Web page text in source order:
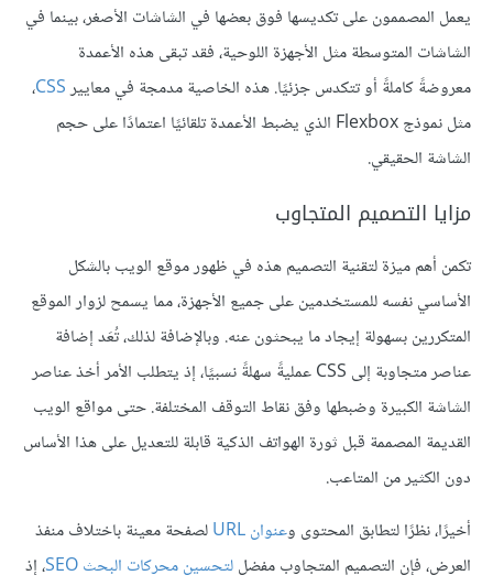
يعمل المصممون على تكديسها فوق بعضها في الشاشات الأصغر، بينما في
الشاشات المتوسطة مثل الأجهزة اللوحية، فقد تبقى هذه الأعمدة
معروضةً كاملةً أو تتكدس جزئيًا. هذه الخاصية مدمجة في معاييرCSS،
مثل نموذج Flexbox الذي يضبط الأعمدة تلقائيًا اعتمادًا على حجم
الشاشة الحقيقي.
مزايا التصميم المتجاوب
تكمن أهم ميزة لتقنية التصميم هذه في ظهور موقع الويب بالشكل
الأساسي نفسه للمستخدمين على جميع الأجهزة، مما يسمح لزوار الموقع
المتكررين بسهولة إيجاد ما يبحثون عنه. وبالإضافة لذلك، تُعَد إضافة
عناصر متجاوبة إلى CSS عمليةً سهلةً نسبيًا، إذ يتطلب الأمر أخذ عناصر
الشاشة الكبيرة وضبطها وفق نقاط التوقف المختلفة. حتى مواقع الويب
القديمة المصممة قبل ثورة الهواتف الذكية قابلة للتعديل على هذا الأساس
دون الكثير من المتاعب.
أخيرًا، نظرًا لتطابق المحتوى وعنوان URL
لصفحة معينة باختلاف منفذ
العرض، فإن التصميم المتجاوب مفضللتحسين محركات البحث SEO
، إذ